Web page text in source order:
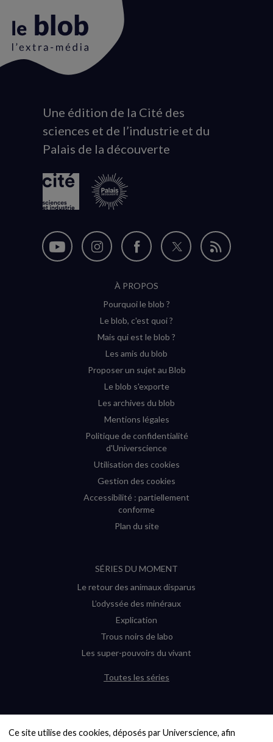
Ce site utilise des cookies, déposés par Universcience, afin
Animation
du
logo
Une édition de la Cité des
sciences et de l’industrie et du
Palais de la découverte
Nous
Nous
Instagram
(nouvelle
Nous
sur
Facebook
(nouvelle
Nous
Flux
À PROPOS
Pourquoi le blob ?
Le blob, c'est quoi ?
Mais qui est le blob ?
Les amis du blob
Proposer un sujet au Blob
Le blob s'exporte
Les archives du blob
Mentions légales
Politique de confidentialité
d'Universcience
Utilisation des cookies
Gestion des cookies
Accessibilité : partiellement
conforme
Plan du site
SÉRIES DU MOMENT
Le retour des animaux disparus
L’odyssée des minéraux
Explication
Trous noirs de labo
Les super-pouvoirs du vivant
Toutes les séries
6000 exoplanètes, et pas de « Terre »